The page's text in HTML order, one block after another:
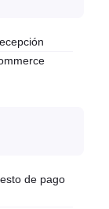
de pago